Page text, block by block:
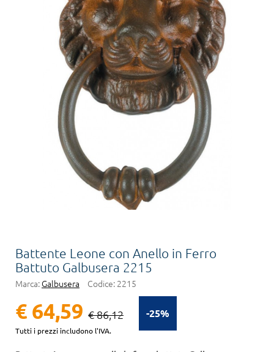
Battente Leone con Anello in Ferro
Battuto Galbusera 2215
Marca: Galbusera Codice: 2215
-25%
€ 64,59 € 86,12
Tutti i prezzi includono l'IVA.